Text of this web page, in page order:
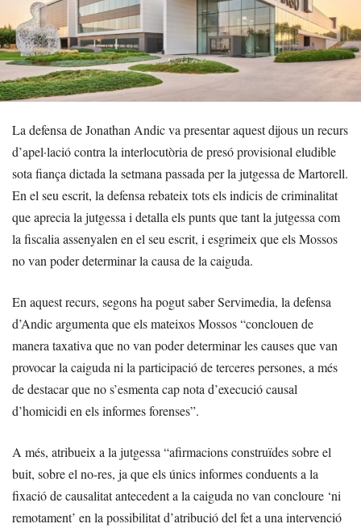
La defensa de Jonathan Andic va presentar aquest dijous un recurs
d’apel·lació contra la interlocutòria de presó provisional eludible
sota fiança dictada la setmana passada per la jutgessa de Martorell.
En el seu escrit, la defensa rebateix tots els indicis de criminalitat
que aprecia la jutgessa i detalla els punts que tant la jutgessa com
la fiscalia assenyalen en el seu escrit, i esgrimeix que els Mossos
no van poder determinar la causa de la caiguda.
En aquest recurs, segons ha pogut saber Servimedia, la defensa
d’Andic argumenta que els mateixos Mossos “conclouen de
manera taxativa que no van poder determinar les causes que van
provocar la caiguda ni la participació de terceres persones, a més
de destacar que no s’esmenta cap nota d’execució causal
d’homicidi en els informes forenses”.
A més, atribueix a la jutgessa “afirmacions construïdes sobre el
buit, sobre el no-res, ja que els únics informes conduents a la
fixació de causalitat antecedent a la caiguda no van concloure ‘ni
remotament’ en la possibilitat d’atribució del fet a una intervenció